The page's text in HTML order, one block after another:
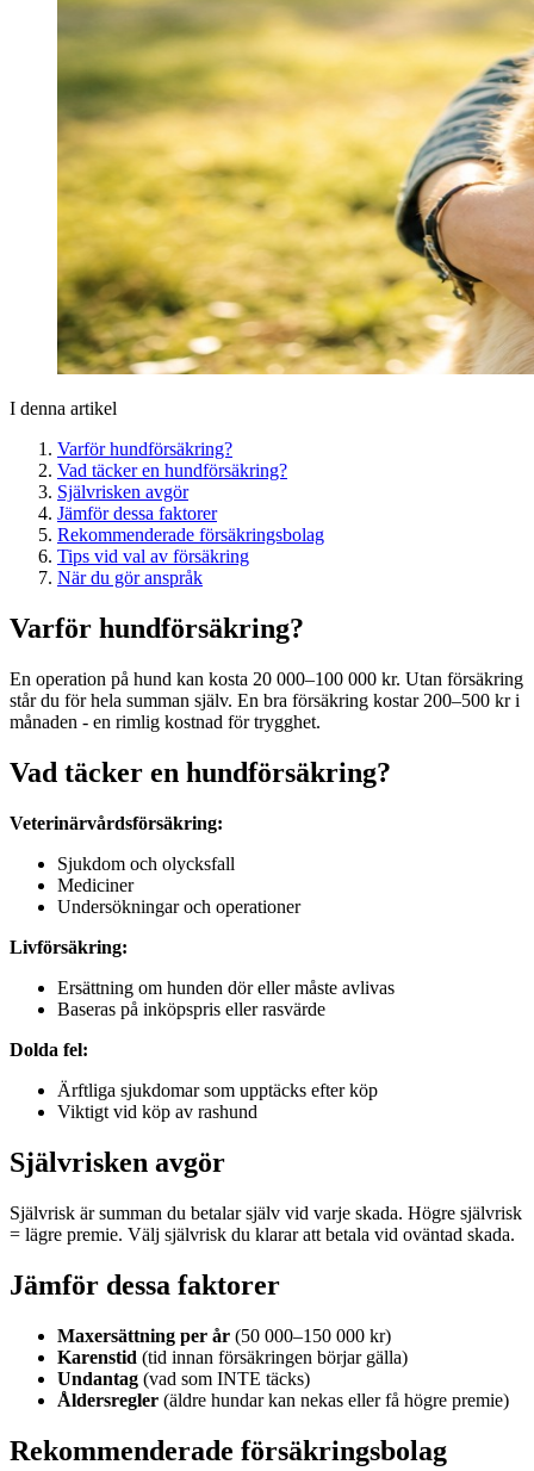
I denna artikel
Varför hundförsäkring?
Vad täcker en hundförsäkring?
Självrisken avgör
Jämför dessa faktorer
Rekommenderade försäkringsbolag
Tips vid val av försäkring
När du gör anspråk
Varför hundförsäkring?
En operation på hund kan kosta 20 000–100 000 kr. Utan försäkring
står du för hela summan själv. En bra försäkring kostar 200–500 kr i
månaden - en rimlig kostnad för trygghet.
Vad täcker en hundförsäkring?
Veterinärvårdsförsäkring:
Sjukdom och olycksfall
Mediciner
Undersökningar och operationer
Livförsäkring:
Ersättning om hunden dör eller måste avlivas
Baseras på inköpspris eller rasvärde
Dolda fel:
Ärftliga sjukdomar som upptäcks efter köp
Viktigt vid köp av rashund
Självrisken avgör
Självrisk är summan du betalar själv vid varje skada. Högre självrisk
= lägre premie. Välj självrisk du klarar att betala vid oväntad skada.
Jämför dessa faktorer
Maxersättning per år (50 000–150 000 kr)
Karenstid (tid innan försäkringen börjar gälla)
Undantag (vad som INTE täcks)
Åldersregler (äldre hundar kan nekas eller få högre premie)
Rekommenderade försäkringsbolag